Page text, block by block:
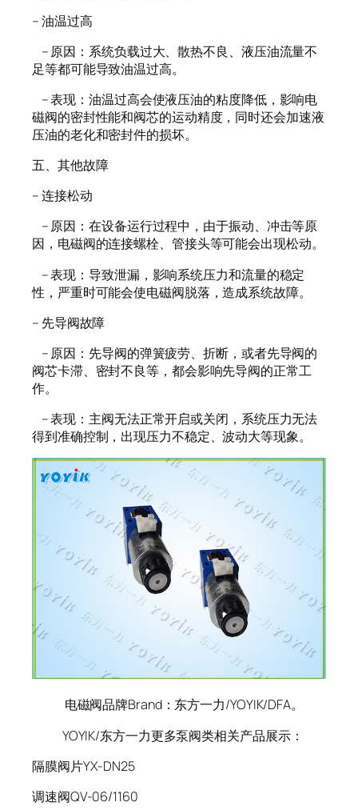
– 油温过高
– 原因：系统负载过大、散热不良、液压油流量不
足等都可能导致油温过高。
– 表现：油温过高会使液压油的粘度降低，影响电
磁阀的密封性能和阀芯的运动精度，同时还会加速液
压油的老化和密封件的损坏。
五、其他故障
– 连接松动
– 原因：在设备运行过程中，由于振动、冲击等原
因，电磁阀的连接螺栓、管接头等可能会出现松动。
– 表现：导致泄漏，影响系统压力和流量的稳定
性，严重时可能会使电磁阀脱落，造成系统故障。
– 先导阀故障
– 原因：先导阀的弹簧疲劳、折断，或者先导阀的
阀芯卡滞、密封不良等，都会影响先导阀的正常工
作。
– 表现：主阀无法正常开启或关闭，系统压力无法
得到准确控制，出现压力不稳定、波动大等现象。
电磁阀品牌Brand：东方一力/YOYIK/DFA。
YOYIK/东方一力更多泵阀类相关产品展示：
隔膜阀片YX-DN25
调速阀QV-06/1160